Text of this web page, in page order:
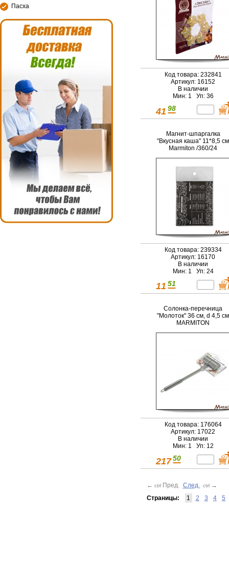
Пасха
Код товара: 232841
Артикул: 16152
В наличии
Мин: 1 Уп: 36
41 98
Магнит-шпаргалка
"Вкусная каша" 11*8,5 см
Marmiton /360/24
Код товара: 239334
Артикул: 16170
В наличии
Мин: 1 Уп: 24
11 51
Солонка-перечница
"Молоток" 36 см, d 4,5 см
MARMITON
Код товара: 176064
Артикул: 17022
В наличии
Мин: 1 Уп: 12
217 50
← ctrl Пред. След. ctrl →
Страницы:
1 2 3 4 5